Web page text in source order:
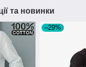
та новинки
–29%